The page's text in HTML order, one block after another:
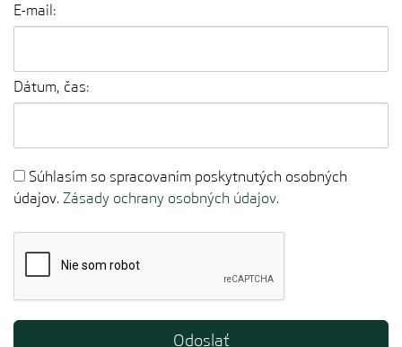
E-mail:
Dátum, čas:
Súhlasím so spracovaním poskytnutých osobných
údajov. Zásady ochrany osobných údajov.